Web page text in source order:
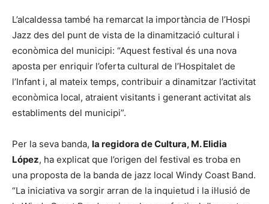
L’alcaldessa també ha remarcat la importància de l’Hospi
Jazz des del punt de vista de la dinamització cultural i
econòmica del municipi: “Aquest festival és una nova
aposta per enriquir l’oferta cultural de l’Hospitalet de
l’Infant i, al mateix temps, contribuir a dinamitzar l’activitat
econòmica local, atraient visitants i generant activitat als
establiments del municipi”.
Per la seva banda, la regidora de Cultura, M. Elidia
López, ha explicat que l’origen del festival es troba en
una proposta de la banda de jazz local Windy Coast Band.
“La iniciativa va sorgir arran de la inquietud i la il·lusió de